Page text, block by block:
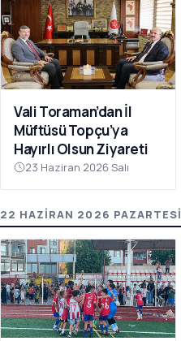
Vali Toraman’dan İl
Müftüsü Topçu’ya
Hayırlı Olsun Ziyareti
23 Haziran 2026 Salı
22 HAZIRAN 2026 PAZARTESI